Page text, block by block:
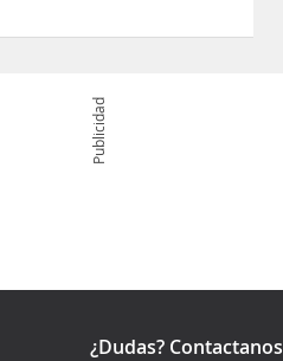
Publicidad
¿Dudas? Contactanos